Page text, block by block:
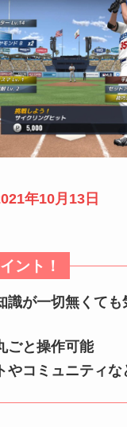
年10月13日
ント！
識が一切無くても
ごと操作可能
やコミュニティな